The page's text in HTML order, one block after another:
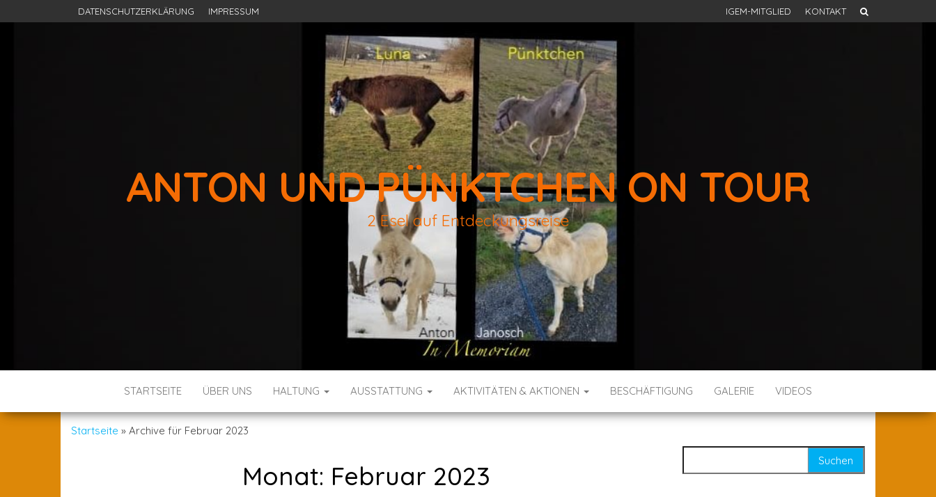
DATENSCHUTZERKLÄRUNG IMPRESSUM IGEM-MITGLIED KONTAKT
ANTON UND PÜNKTCHEN ON TOUR
2 Esel auf Entdeckungsreise
STARTSEITE ÜBER UNS HALTUNG AUSSTATTUNG AKTIVITÄTEN & AKTIONEN BESCHÄFTIGUNG GALERIE VIDEOS
Startseite » Archive für Februar 2023
Monat: Februar 2023